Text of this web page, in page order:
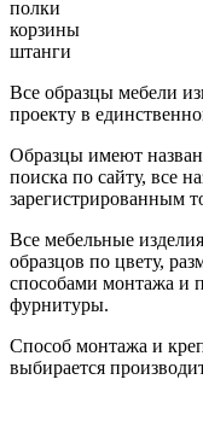
полки
корзины
штанги
Все образцы мебели
проекту в
Образцы имеют
поиска по сайту, все
зарегистрированным
Все мебельные
образцов по цвету,
способами монтажа и
фурнитуры.
Способ монтажа и
выбирается